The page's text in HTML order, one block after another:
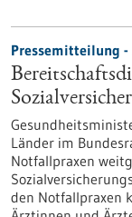
Pressemitteilung -
Länder im
Notfallpraxen
den Notfallpraxen